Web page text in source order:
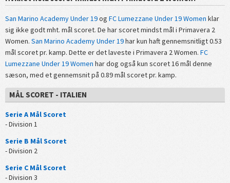
San Marino Academy Under 19og FC Lumezzane Under 19 Women klar
sig ikke godt mht. mål scoret. De har scoret mindst mål i Primavera 2
Women. San Marino Academy Under 19har kun haft gennemsnitligt 0.53
mål scoret pr. kamp. Dette er det laveste i Primavera 2 Women. FC
Lumezzane Under 19 Women har dog også kun scoret 16 mål denne
sæson, med et gennemsnit på 0.89 mål scoret pr. kamp.
MÅL SCORET - ITALIEN
Serie A Mål Scoret
- Division 1
Serie B Mål Scoret
- Division 2
Serie C Mål Scoret
- Division 3